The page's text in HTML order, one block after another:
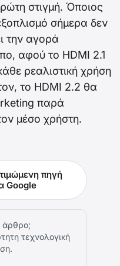
στιγμή. Όποιος
σήμερα δεν
την αγορά
αφού το HDMI 2.1
ρεαλιστική χρήση
το HDMI 2.2 θα
παρά
μέσο χρήστη.
πηγή
Google
άρθρο;
τεχνολογική